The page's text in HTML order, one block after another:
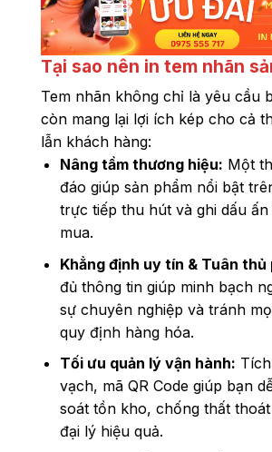
Tại sao nên in tem nhãn
Tem nhãn không chỉ là yêu cầu
còn mang lại lợi ích kép cho cả
lẫn khách hàng:
Nâng tầm thương hiệu: Một
đáo giúp sản phẩm nổi bật
trực tiếp thu hút và ghi dấu
mua.
Khẳng định uy tín & Tuân thủ
đủ thông tin giúp minh bạch
sự chuyên nghiệp và tránh
quy định hàng hóa.
Tối ưu quản lý vận hành:
vạch, mã QR Code giúp bạn
soát tồn kho, chống thất
đại lý hiệu quả.